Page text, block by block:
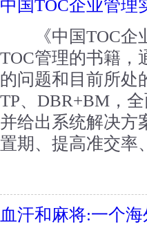
中国TOC企业管理
《中国TOC企业
TOC管理的书籍，
的问题和目前所
TP、DBR+BM，
并给出系统解决方
置期、提高准交率
血汗和麻将:一个